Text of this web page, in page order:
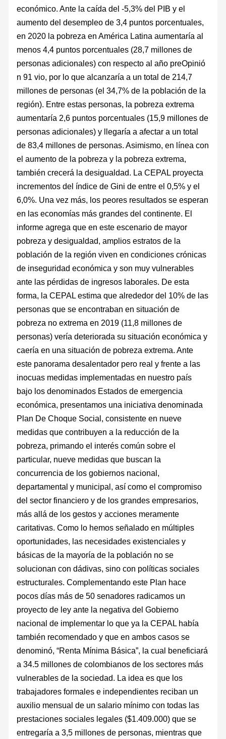
económico. Ante la caída del -5,3% del PIB y el
aumento del desempleo de 3,4 puntos porcentuales,
en 2020 la pobreza en América Latina aumentaría al
menos 4,4 puntos porcentuales (28,7 millones de
personas adicionales) con respecto al año preOpinió
n 91 vio, por lo que alcanzaría a un total de 214,7
millones de personas (el 34,7% de la población de la
región). Entre estas personas, la pobreza extrema
aumentaría 2,6 puntos porcentuales (15,9 millones de
personas adicionales) y llegaría a afectar a un total
de 83,4 millones de personas. Asimismo, en línea con
el aumento de la pobreza y la pobreza extrema,
también crecerá la desigualdad. La CEPAL proyecta
incrementos del índice de Gini de entre el 0,5% y el
6,0%. Una vez más, los peores resultados se esperan
en las economías más grandes del continente. El
informe agrega que en este escenario de mayor
pobreza y desigualdad, amplios estratos de la
población de la región viven en condiciones crónicas
de inseguridad económica y son muy vulnerables
ante las pérdidas de ingresos laborales. De esta
forma, la CEPAL estima que alrededor del 10% de las
personas que se encontraban en situación de
pobreza no extrema en 2019 (11,8 millones de
personas) vería deteriorada su situación económica y
caería en una situación de pobreza extrema. Ante
este panorama desalentador pero real y frente a las
inocuas medidas implementadas en nuestro país
bajo los denominados Estados de emergencia
económica, presentamos una iniciativa denominada
Plan De Choque Social, consistente en nueve
medidas que contribuyen a la reducción de la
pobreza, primando el interés común sobre el
particular, nueve medidas que buscan la
concurrencia de los gobiernos nacional,
departamental y municipal, así como el compromiso
del sector financiero y de los grandes empresarios,
más allá de los gestos y acciones meramente
caritativas. Como lo hemos señalado en múltiples
oportunidades, las necesidades existenciales y
básicas de la mayoría de la población no se
solucionan con dádivas, sino con políticas sociales
estructurales. Complementando este Plan hace
pocos días más de 50 senadores radicamos un
proyecto de ley ante la negativa del Gobierno
nacional de implementar lo que ya la CEPAL había
también recomendado y que en ambos casos se
denominó, “Renta Mínima Básica”, la cual beneficiará
a 34.5 millones de colombianos de los sectores más
vulnerables de la sociedad. La idea es que los
trabajadores formales e independientes reciban un
auxilio mensual de un salario mínimo con todas las
prestaciones sociales legales ($1.409.000) que se
entregaría a 3,5 millones de personas, mientras que